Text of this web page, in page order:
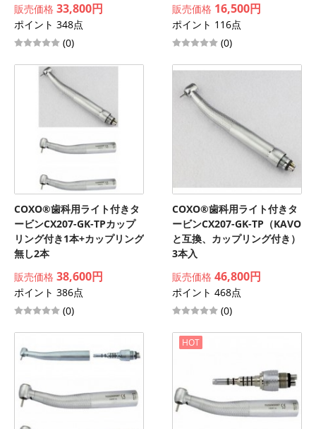
販売価格 33,800円
ポイント 348点
(0)
販売価格 16,500円
ポイント 116点
(0)
COXO®歯科用ライト付きタ
ービンCX207-GK-TPカップ
リング付き1本+カップリング
無し2本
販売価格 38,600円
ポイント 386点
(0)
COXO®歯科用ライト付きタ
ービンCX207-GK-TP（KAVO
と互換、カップリング付き）
3本入
販売価格 46,800円
ポイント 468点
(0)
HOT